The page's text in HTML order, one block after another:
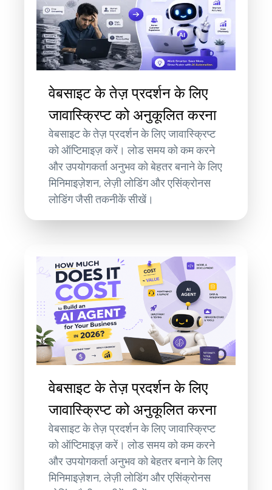
वेबसाइट के तेज़ प्रदर्शन के लिए
जावास्क्रिप्ट को अनुकूलित करना
वेबसाइट के तेज़ प्रदर्शन के लिए जावास्क्रिप्ट
को ऑप्टिमाइज़ करें। लोड समय को कम करने
और उपयोगकर्ता अनुभव को बेहतर बनाने के लिए
मिनिमाइज़ेशन, लेज़ी लोडिंग और एसिंक्रोनस
लोडिंग जैसी तकनीकें सीखें।
वेबसाइट के तेज़ प्रदर्शन के लिए
जावास्क्रिप्ट को अनुकूलित करना
वेबसाइट के तेज़ प्रदर्शन के लिए जावास्क्रिप्ट
को ऑप्टिमाइज़ करें। लोड समय को कम करने
और उपयोगकर्ता अनुभव को बेहतर बनाने के लिए
मिनिमाइज़ेशन, लेज़ी लोडिंग और एसिंक्रोनस